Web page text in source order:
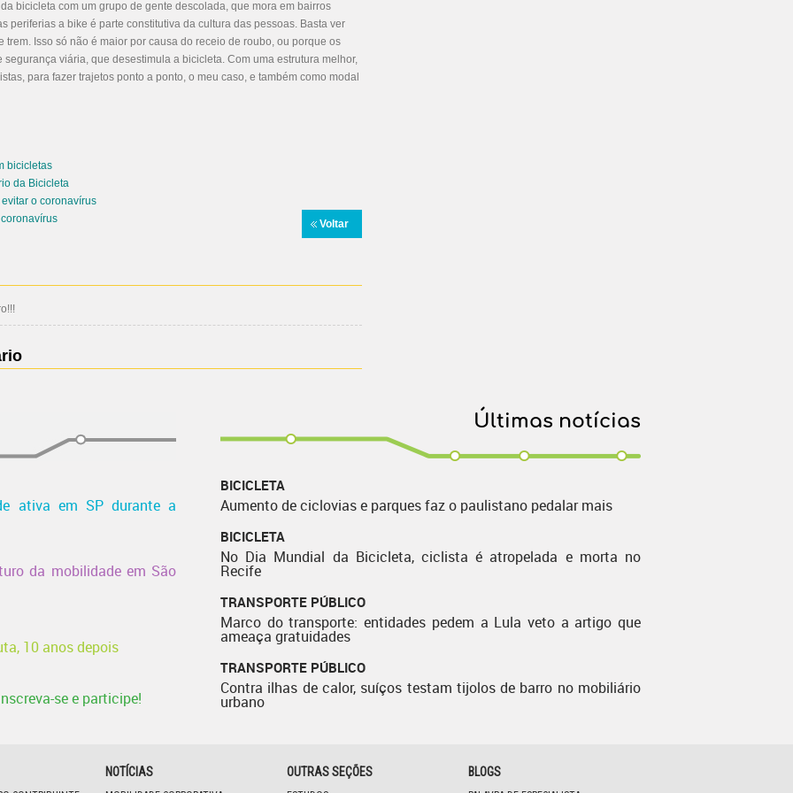
bicicleta com um grupo de gente descolada, que mora em bairros
periferias a bike é parte constitutiva da cultura das pessoas. Basta ver
Isso só não é maior por causa do receio de roubo, ou porque os
viária, que desestimula a bicicleta. Com uma estrutura melhor,
para fazer trajetos ponto a ponto, o meu caso, e também como modal
bicicletas
da Bicicleta
o coronavírus
Voltar
ativa em SP durante a
da mobilidade em São
10 anos depois
se e participe!
Últimas notícias
BICICLETA
Aumento de ciclovias e parques faz o paulistano pedalar mais
BICICLETA
No Dia Mundial da Bicicleta, ciclista é atropelada e morta no
Recife
TRANSPORTE PÚBLICO
Marco do transporte: entidades pedem a Lula veto a artigo que
ameaça gratuidades
TRANSPORTE PÚBLICO
Contra ilhas de calor, suíços testam tijolos de barro no mobiliário
urbano
NOTÍCIAS OUTRAS SEÇÕES BLOGS